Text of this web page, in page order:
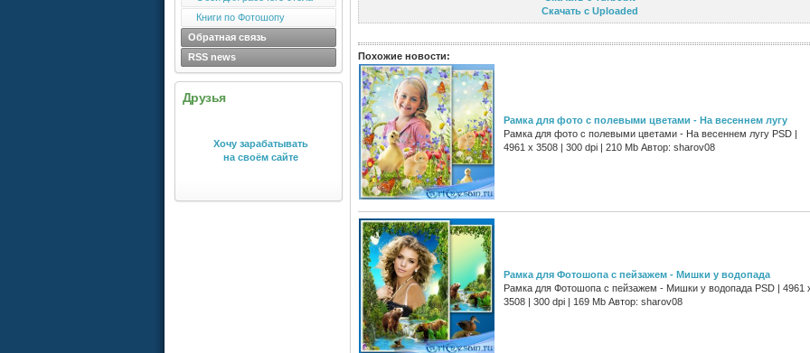
Книги по Фотошопу
Обратная связь
RSS news
Друзья
Хочу зарабатывать
на своём сайте
Скачать с Uploaded
Похожие новости:
Рамка для фото с полевыми цветами - На весеннем лугу
Рамка для фото с полевыми цветами - На весеннем лугу PSD |
4961 х 3508 | 300 dpi | 210 Mb Автор: sharov08
Рамка для Фотошопа с пейзажем - Мишки у водопада
Рамка для Фотошопа с пейзажем - Мишки у водопада PSD | 4961
3508 | 300 dpi | 169 Mb Автор: sharov08